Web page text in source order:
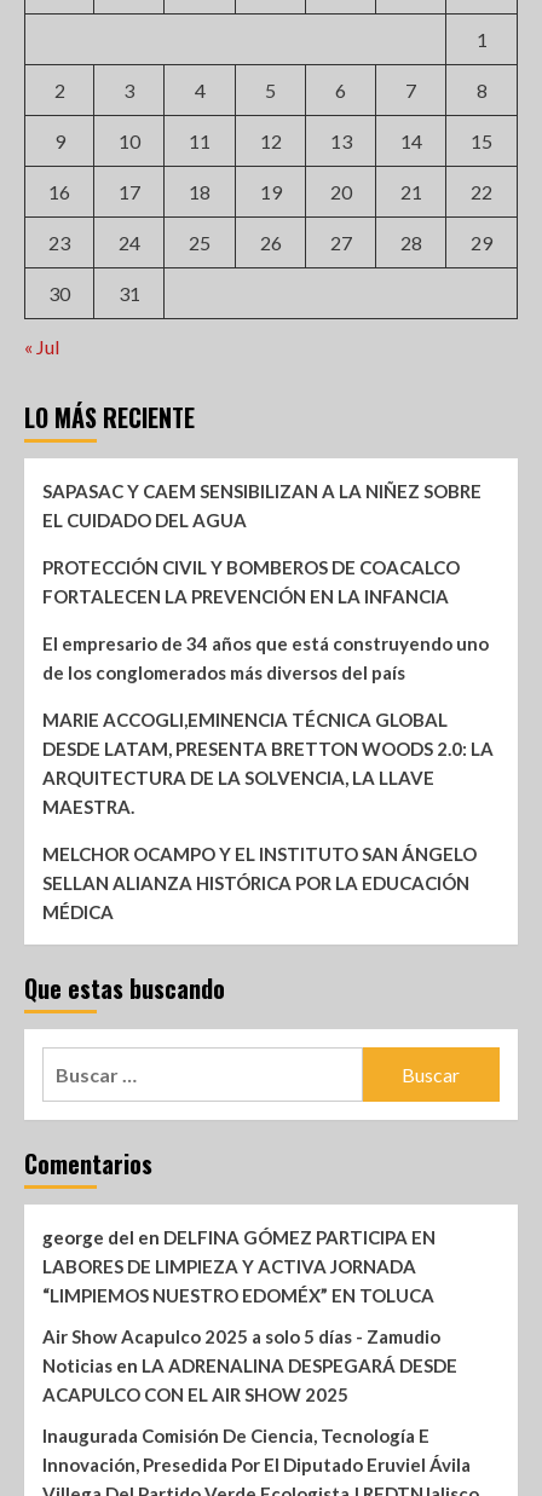
1
2 3 4 5 6 7 8
9 10 11 12 13 14 15
16 17 18 19 20 21 22
23 24 25 26 27 28 29
30 31
« Jul
LO MÁS RECIENTE
SAPASAC Y CAEM SENSIBILIZAN A LA NIÑEZ SOBRE
EL CUIDADO DEL AGUA
PROTECCIÓN CIVIL Y BOMBEROS DE COACALCO
FORTALECEN LA PREVENCIÓN EN LA INFANCIA
El empresario de 34 años que está construyendo uno
de los conglomerados más diversos del país
MARIE ACCOGLI,EMINENCIA TÉCNICA GLOBAL
DESDE LATAM, PRESENTA BRETTON WOODS 2.0: LA
ARQUITECTURA DE LA SOLVENCIA, LA LLAVE
MAESTRA.
MELCHOR OCAMPO Y EL INSTITUTO SAN ÁNGELO
SELLAN ALIANZA HISTÓRICA POR LA EDUCACIÓN
MÉDICA
Que estas buscando
Comentarios
george del en DELFINA GÓMEZ PARTICIPA EN
LABORES DE LIMPIEZA Y ACTIVA JORNADA
“LIMPIEMOS NUESTRO EDOMÉX” EN TOLUCA
Air Show Acapulco 2025 a solo 5 días - Zamudio
Noticias en LA ADRENALINA DESPEGARÁ DESDE
ACAPULCO CON EL AIR SHOW 2025
Inaugurada Comisión De Ciencia, Tecnología E
Innovación, Presedida Por El Diputado Eruviel Ávila